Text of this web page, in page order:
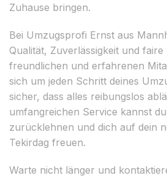
Zuhause bringen.
Bei Umzugsprofi Ernst aus
Qualität, Zuverlässigkeit und faire
freundlichen und erfahrenen
sich um jeden Schritt deines
sicher, dass alles reibungslos
umfangreichen Service kannst
zurücklehnen und dich auf dein
Tekirdag freuen.
Warte nicht länger und